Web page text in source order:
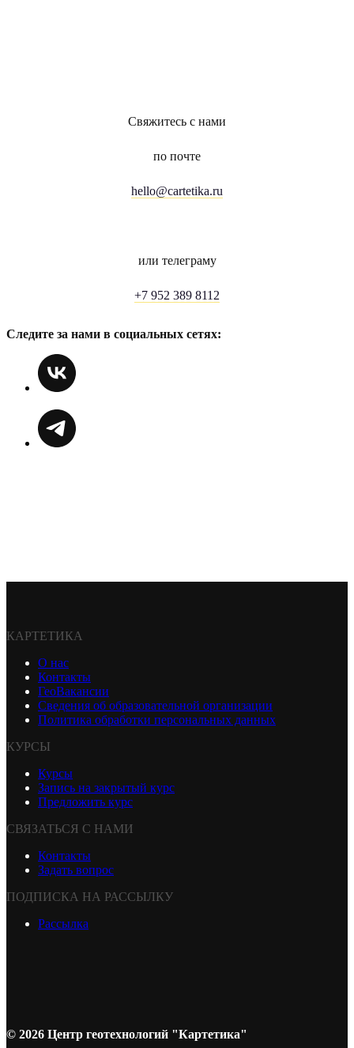
Свяжитесь с нами
по почте
hello@cartetika.ru
или телеграму
+7 952 389 8112
Следите за нами в социальных сетях:
КАРТЕТИКА
О нас
Контакты
ГеоВакансии
Сведения об образовательной организации
Политика обработки персональных данных
КУРСЫ
Курсы
Запись на закрытый курс
Предложить курс
СВЯЗАТЬСЯ С НАМИ
Контакты
Задать вопрос
ПОДПИСКА НА РАССЫЛКУ
Рассылка
© 2026 Центр геотехнологий "Картетика"